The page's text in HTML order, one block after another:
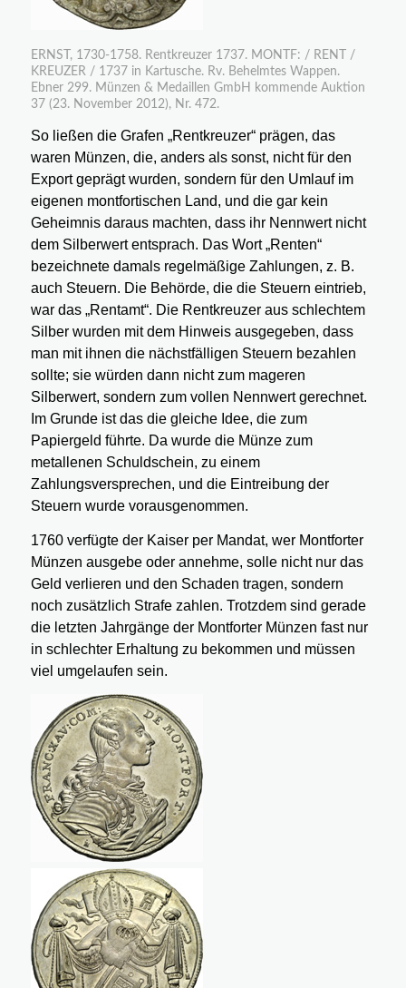
ERNST, 1730-1758. Rentkreuzer 1737. MONTF: / RENT /
KREUZER / 1737 in Kartusche. Rv. Behelmtes Wappen.
Ebner 299. Münzen & Medaillen GmbH kommende Auktion
37 (23. November 2012), Nr. 472.
So ließen die Grafen „Rentkreuzer“ prägen, das
waren Münzen, die, anders als sonst, nicht für den
Export geprägt wurden, sondern für den Umlauf im
eigenen montfortischen Land, und die gar kein
Geheimnis daraus machten, dass ihr Nennwert nicht
dem Silberwert entsprach. Das Wort „Renten“
bezeichnete damals regelmäßige Zahlungen, z. B.
auch Steuern. Die Behörde, die die Steuern eintrieb,
war das „Rentamt“. Die Rentkreuzer aus schlechtem
Silber wurden mit dem Hinweis ausgegeben, dass
man mit ihnen die nächstfälligen Steuern bezahlen
sollte; sie würden dann nicht zum mageren
Silberwert, sondern zum vollen Nennwert gerechnet.
Im Grunde ist das die gleiche Idee, die zum
Papiergeld führte. Da wurde die Münze zum
metallenen Schuldschein, zu einem
Zahlungsversprechen, und die Eintreibung der
Steuern wurde vorausgenommen.
1760 verfügte der Kaiser per Mandat, wer Montforter
Münzen ausgebe oder annehme, solle nicht nur das
Geld verlieren und den Schaden tragen, sondern
noch zusätzlich Strafe zahlen. Trotzdem sind gerade
die letzten Jahrgänge der Montforter Münzen fast nur
in schlechter Erhaltung zu bekommen und müssen
viel umgelaufen sein.